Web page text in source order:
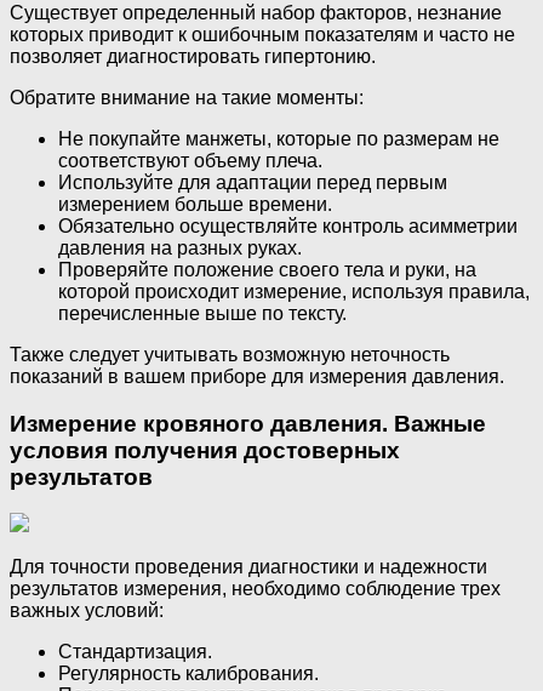
Существует определенный набор факторов, незнание
которых приводит к ошибочным показателям и часто не
позволяет диагностировать гипертонию.
Обратите внимание на такие моменты:
Не покупайте манжеты, которые по размерам не
соответствуют объему плеча.
Используйте для адаптации перед первым
измерением больше времени.
Обязательно осуществляйте контроль асимметрии
давления на разных руках.
Проверяйте положение своего тела и руки, на
которой происходит измерение, используя правила,
перечисленные выше по тексту.
Также следует учитывать возможную неточность
показаний в вашем приборе для измерения давления.
Измерение кровяного давления. Важные
условия получения достоверных
результатов
Для точности проведения диагностики и надежности
результатов измерения, необходимо соблюдение трех
важных условий:
Стандартизация.
Регулярность калибрования.